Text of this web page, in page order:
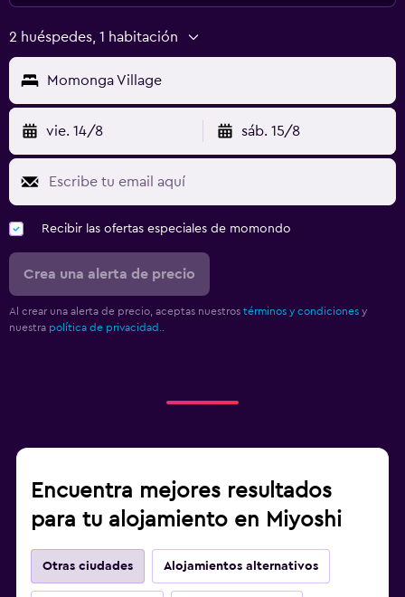
2 huéspedes, 1 habitación
Momonga Village
vie. 14/8 sáb. 15/8
Recibir las ofertas especiales de momondo
Crea una alerta de precio
Al crear una alerta de precio, aceptas nuestros términos y condiciones y
nuestra política de privacidad.
Encuentra mejores resultados
para tu alojamiento en Miyoshi
Otras ciudades Alojamientos alternativos